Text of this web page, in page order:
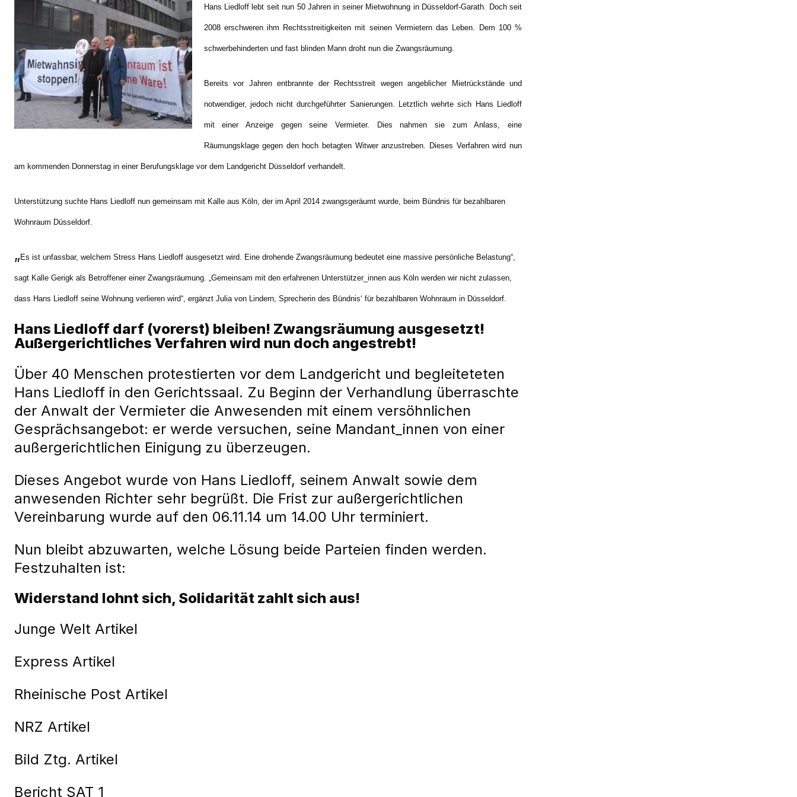
Hans Liedloff lebt seit nun 50 Jahren in seiner Mietwohnung in Düsseldorf-Garath. Doch seit
2008 erschweren ihm Rechtsstreitigkeiten mit seinen Vermietern das Leben. Dem 100 %
schwerbehinderten und fast blinden Mann droht nun die Zwangsräumung.
Bereits vor Jahren entbrannte der Rechtsstreit wegen angeblicher Mietrückstände und
notwendiger, jedoch nicht durchgeführter Sanierungen. Letztlich wehrte sich Hans Liedloff
mit einer Anzeige gegen seine Vermieter. Dies nahmen sie zum Anlass, eine
Räumungsklage gegen den hoch betagten Witwer anzustreben. Dieses Verfahren wird nun
am kommenden Donnerstag in einer Berufungsklage vor dem Landgericht Düsseldorf verhandelt.
Unterstützung suchte Hans Liedloff nun gemeinsam mit Kalle aus Köln, der im April 2014 zwangsgeräumt wurde, beim Bündnis für bezahlbaren
Wohnraum Düsseldorf.
„ Es ist unfassbar, welchem Stress Hans Liedloff ausgesetzt wird. Eine drohende Zwangsräumung bedeutet eine massive persönliche Belastung“,
sagt Kalle Gerigk als Betroffener einer Zwangsräumung. „Gemeinsam mit den erfahrenen Unterstützer_innen aus Köln werden wir nicht zulassen,
dass Hans Liedloff seine Wohnung verlieren wird“, ergänzt Julia von Lindern, Sprecherin des Bündnis‘ für bezahlbaren Wohnraum in Düsseldorf.
Hans Liedloff darf (vorerst) bleiben! Zwangsräumung ausgesetzt!
Außergerichtliches Verfahren wird nun doch angestrebt!
Über 40 Menschen protestierten vor dem Landgericht und begleiteteten
Hans Liedloff in den Gerichtssaal. Zu Beginn der Verhandlung überraschte
der Anwalt der Vermieter die Anwesenden mit einem versöhnlichen
Gesprächsangebot: er werde versuchen, seine Mandant_innen von einer
außergerichtlichen Einigung zu überzeugen.
Dieses Angebot wurde von Hans Liedloff, seinem Anwalt sowie dem
anwesenden Richter sehr begrüßt. Die Frist zur außergerichtlichen
Vereinbarung wurde auf den 06.11.14 um 14.00 Uhr terminiert.
Nun bleibt abzuwarten, welche Lösung beide Parteien finden werden.
Festzuhalten ist:
Widerstand lohnt sich, Solidarität zahlt sich aus!
Junge Welt Artikel
Express Artikel
Rheinische Post Artikel
NRZ Artikel
Bild Ztg. Artikel
Bericht SAT 1